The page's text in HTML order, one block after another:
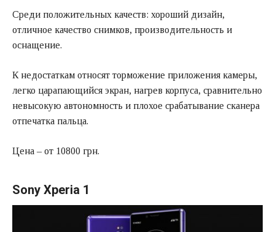
Среди положительных качеств: хороший дизайн,
отличное качество снимков, производительность и
оснащение.
К недостаткам относят торможение приложения камеры,
легко царапающийся экран, нагрев корпуса, сравнительно
невысокую автономность и плохое срабатывание сканера
отпечатка пальца.
Цена – от 10800 грн.
Sony Xperia 1